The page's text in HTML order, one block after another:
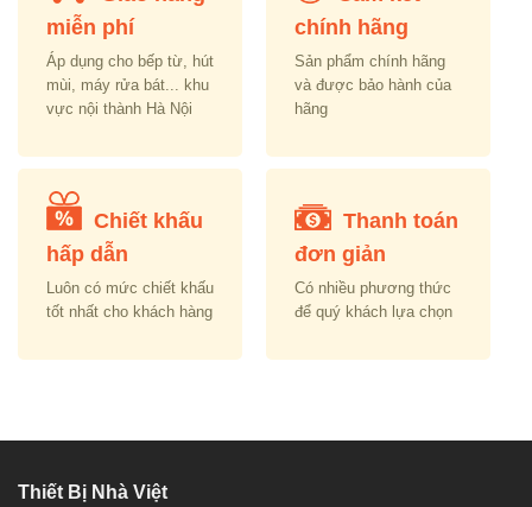
miễn phí
Áp dụng cho bếp từ, hút
mùi, máy rửa bát... khu
vực nội thành Hà Nội
chính hãng
Sản phẩm chính hãng
và được bảo hành của
hãng
Chiết khấu
hấp dẫn
Luôn có mức chiết khấu
tốt nhất cho khách hàng
Thanh toán
đơn giản
Có nhiều phương thức
để quý khách lựa chọn
Thiết Bị Nhà Việt